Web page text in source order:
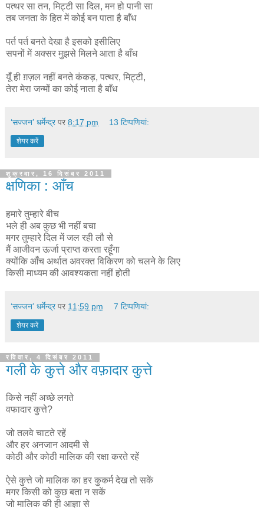
पत्थर सा तन, मिट्टी सा दिल, मन हो पानी सा
तब जनता के हित में कोई बन पाता है बाँध
पर्त पर्त बनते देखा है इसको इसीलिए
सपनों में अक्सर मुझसे मिलने आता है बाँध
यूँ ही ग़ज़ल नहीं बनते कंकड़, पत्थर, मिट्टी,
तेरा मेरा जन्मों का कोई नाता है बाँध
‘सज्जन’ धर्मेन्द्र पर 8:17 pm 13 टिप्‍पणियां:
शेयर करें
शुक्रवार, 16 दिसंबर 2011
क्षणिका : आँच
हमारे तुम्हारे बीच
भले ही अब कुछ भी नहीं बचा
मगर तुम्हारे दिल में जल रही लौ से
मैं आजीवन ऊर्जा प्राप्त करता रहूँगा
क्योंकि आँच अर्थात अवरक्त विकिरण को चलने के लिए
किसी माध्यम की आवश्यकता नहीं होती
‘सज्जन’ धर्मेन्द्र पर 11:59 pm 7 टिप्‍पणियां:
शेयर करें
रविवार, 4 दिसंबर 2011
गली के कुत्ते और वफ़ादार कुत्ते
किसे नहीं अच्छे लगते
वफादार कुत्ते?
जो तलवे चाटते रहें
और हर अनजान आदमी से
कोठी और कोठी मालिक की रक्षा करते रहें
ऐसे कुत्ते जो मालिक का हर कुकर्म देख तो सकें
मगर किसी को कुछ बता न सकें
जो मालिक की ही आज्ञा से